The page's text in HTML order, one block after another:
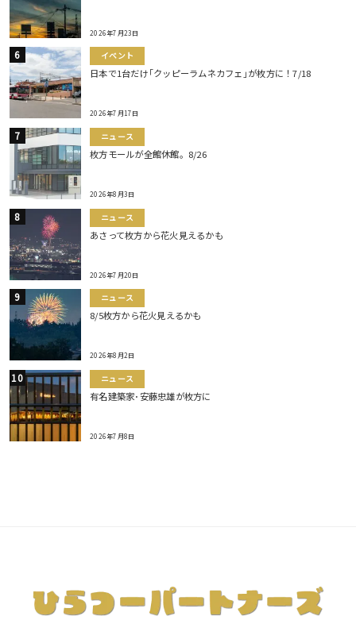
2026年7月23日
イベント
日本で1台だけ｢クッピーラムネカフェ｣が枚方に！7/18
2026年7月17日
ニュース
枚方モールが全館休館。8/26
2026年8月3日
ニュース
あさって枚方から花火見えるかも
2026年7月20日
ニュース
8/5枚方から花火見えるかも
2026年8月2日
ニュース
有名建築家･安藤忠雄が枚方に
2026年7月8日